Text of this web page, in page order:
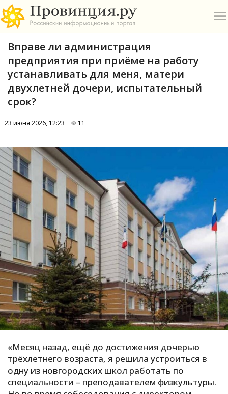
Б
Е
И
К
Р
С
Т
У
Вправе ли администрация
предприятия при приёме на работу
устанавливать для меня, матери
двухлетней дочери, испытательный
срок?
23 июня 2026, 12:23 11
«Месяц назад, ещё до достижения дочерью
трёхлетнего возраста, я решила устроиться в
одну из новгородских школ работать по
специальности – преподавателем физкультуры.